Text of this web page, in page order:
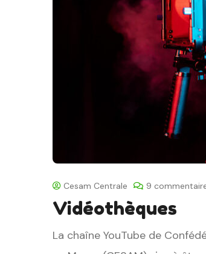
Cesam Centrale 9
Vidéothèques
La chaîne YouTube de